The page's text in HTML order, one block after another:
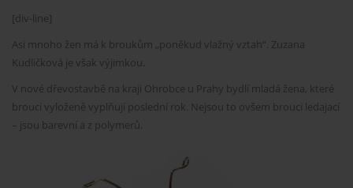
[div-line]
Asi mnoho žen má k broukům „poněkud vlažný vztah“. Zuzana
Kudličková je však výjimkou.
V nové dřevostavbě na kraji Ohrobce u Prahy bydlí mladá žena, které
brouci vyloženě vyplňují poslední rok. Nejsou to ovšem brouci ledajací
– jsou barevní a z polymerů.